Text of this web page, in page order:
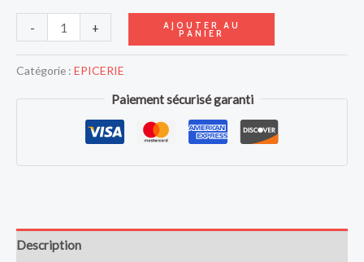
- + AJOUTER AU
PANIER
Catégorie : EPICERIE
Paiement sécurisé garanti
Description